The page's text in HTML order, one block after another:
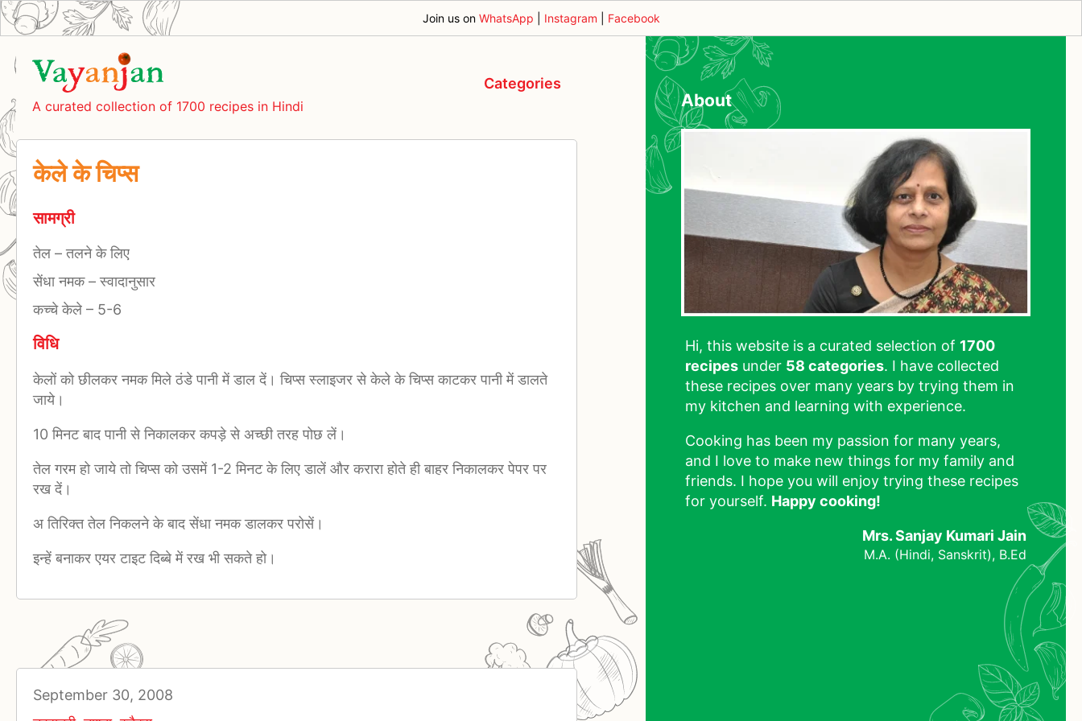
Join us on WhatsApp Instagram Facebook
A curated collection of 1700 recipes in Hindi
Categories
केले के चिप्स
सामग्री
तेल –तलने के लिए
सेंधा नमक–स्वादानुसार
कच्चे केले – 5-6
विधि
केलों को छीलकर नमक मिले ठंडे पानी में डाल दें। चिप्स स्लाइजर से केले के चिप्स काटकर पानी में डालते
जाये।
10 मिनट बाद पानी से निकालकर कपड़े से अच्छी तरह पोछ लें।
तेल गरम हो जाये तो चिप्स को उसमें 1-2 मिनट के लिए डालें और करारा होते ही बाहर निकालकर पेपर पर
रख दें।
अ तिरिक्त तेल निकलने के बाद सेंधा नमक डालकर परोसें।
इन्हें बनाकर एयर टाइट दिब्बे में रख भी सकते हो।
September 30, 2008
About
Hi, this website is a curated selection of 1700
recipes under 58 categories. I have collected
these recipes over many years by trying them in
my kitchen and learning with experience.
Cooking has been my passion for many years,
and I love to make new things for my family and
friends. I hope you will enjoy trying these recipes
for yourself. Happy cooking!
Mrs. Sanjay Kumari Jain
M.A. (Hindi, Sanskrit), B.Ed